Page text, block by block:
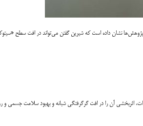
نشان داده است که شیرین گفتن می‌تواند در افت سطح
اثربخشی آن را در افت گرگرفتگی شبانه و بهبود سلامت جسمی و